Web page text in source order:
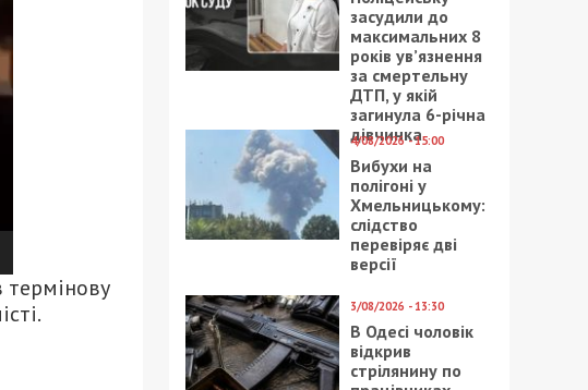
термінову
засудили до
максимальних 8
років ув’язнення
за смертельну
ДТП, у якій
загинула 6-річна
дівчинка
4/08/2026 - 15:00
Вибухи на
полігоні у
Хмельницькому:
слідство
перевіряє дві
версії
3/08/2026 - 13:30
В Одесі чоловік
відкрив
стрілянину по